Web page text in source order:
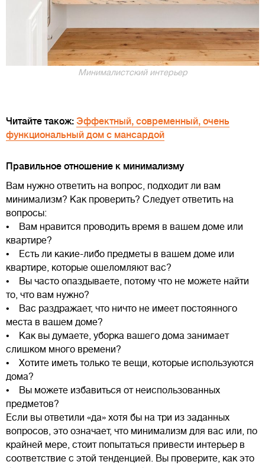
Минималистский интерьер
Читайте також: Эффектный, современный, очень
функциональный дом с мансардой
Правильное отношение к минимализму
Вам нужно ответить на вопрос, подходит ли вам
минимализм? Как проверить? Следует ответить на
вопросы:
• Вам нравится проводить время в вашем доме или
квартире?
• Есть ли какие-либо предметы в вашем доме или
квартире, которые ошеломляют вас?
• Вы часто опаздываете, потому что не можете найти
то, что вам нужно?
• Вас раздражает, что ничто не имеет постоянного
места в вашем доме?
• Как вы думаете, уборка вашего дома занимает
слишком много времени?
• Хотите иметь только те вещи, которые используются
дома?
• Вы можете избавиться от неиспользованных
предметов?
Если вы ответили «да» хотя бы на три из заданных
вопросов, это означает, что минимализм для вас или, по
крайней мере, стоит попытаться привести интерьер в
соответствие с этой тенденцией. Вы проверите, как это